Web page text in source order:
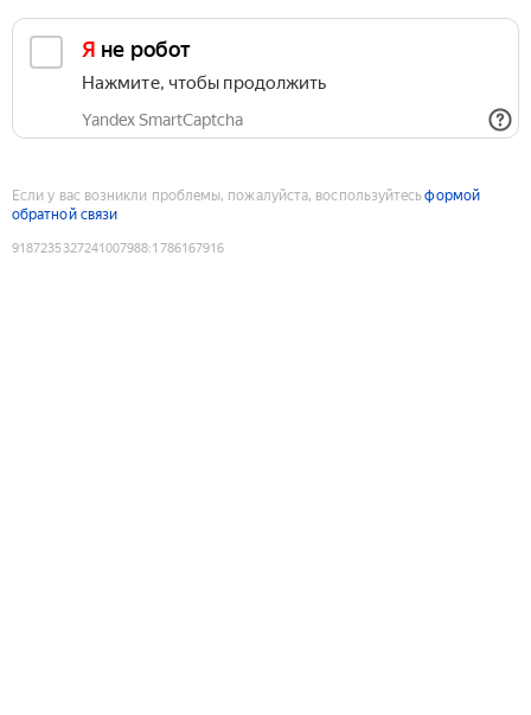
Я не робот
Нажмите, чтобы продолжить
Yandex SmartCaptcha
Если у вас возникли проблемы, пожалуйста, воспользуйтесьформой
обратной связи
9187235327241007988:1786167916